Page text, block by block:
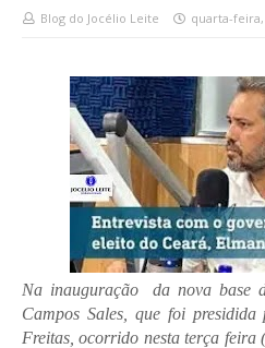
Blog do Jocélio Leite quarta-feira,
Na inauguração da nova base
Campos Sales, que foi
Freitas, ocorrido nesta terça feira